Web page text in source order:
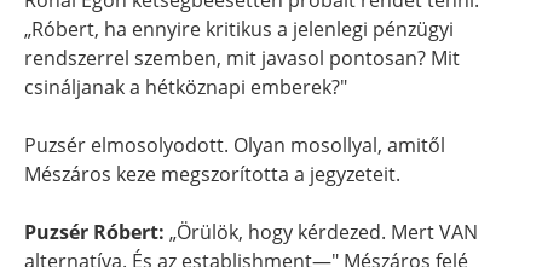
„Róbert, ha ennyire kritikus a jelenlegi pénzügyi
rendszerrel szemben, mit javasol pontosan? Mit
csináljanak a hétköznapi emberek?"
Puzsér elmosolyodott. Olyan mosollyal, amitől
Mészáros keze megszorította a jegyzeteit.
Puzsér Róbert: „Örülök, hogy kérdezed. Mert VAN
alternatíva. És az establishment—" Mészáros felé